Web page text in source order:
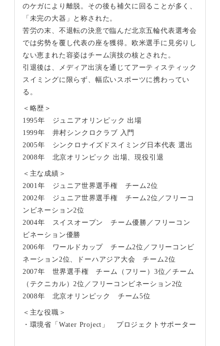
のケガにより離脱。その後も補欠に回ることが多く、
「未完の大器」と称された。
苦労の末、不退転の決意で臨んだ北京五輪代表選考会
では劣勢を覆し代表の座を獲得。欧米選手に見劣りし
ない恵まれた容姿はチーム演技の核とされた。
引退後は、メディア出演を通じてアーティスティック
スイミングに限らず、幅広いスポーツに携わってい
る。
＜略歴＞
1995年 ジュニアオリンピック 出場
1999年 井村シンクロクラブ 入門
2005年 シンクロナイズドスイミング日本代表 選出
2008年 北京オリンピック 出場、現役引退
＜主な成績＞
2001年 ジュニア世界選手権 チーム2位
2002年 ジュニア世界選手権 チーム2位／フリーコ
ンビネーション2位
2004年 スイスオープン チーム優勝／フリーコン
ビネーション優勝
2006年 ワールドカップ チーム2位／フリーコンビ
ネーション2位、ドーハアジア大会 チーム2位
2007年 世界選手権 チーム（フリー）3位／チーム
（テクニカル）2位／フリーコンビネーション2位
2008年 北京オリンピック チーム5位
＜主な役職＞
・環境省「Water Project」 プロジェクトサポーター